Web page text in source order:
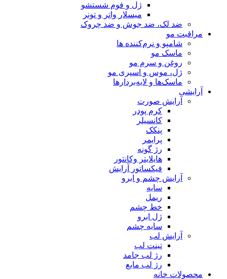
ژل و فوم شستشو
میسلار واتر و تونر
ضد لک، ضد جوش و ضد چروک
مراقبت مو
شامپو و نرم‌کننده ها
ماسک مو
روغن و سرم مو
ژل، موس و اسپری مو
ماسک‌ها و لایه‌بردارها
آرایشی
آرایش صورت
کرم پودر
کانسیلر
پنکک
پرایمر
رژ گونه
هایلایتر وکانتور
فیکساتور آرایش
آرایش چشم و ابرو
سایه
ریمل
خط چشم
ژل ابرو
سایه چشم
آرایش لب
تینت لب
رژ لب جامد
رژ لب مایع
محصولات خانه